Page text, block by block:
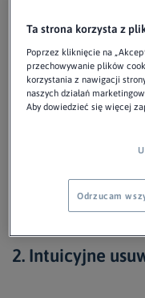
nie tylko do
reagować, dodaliśmy
Znajduje się on w
wpisu i jest wyróżniony
2. Intuicyjne
Ta strona korzysta z
Poprzez kliknięcie na
przechowywanie plików
korzystania z nawigacji
naszych działań
Aby dowiedzieć się więcej
Odrzucam